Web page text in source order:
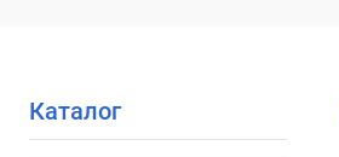
Каталог